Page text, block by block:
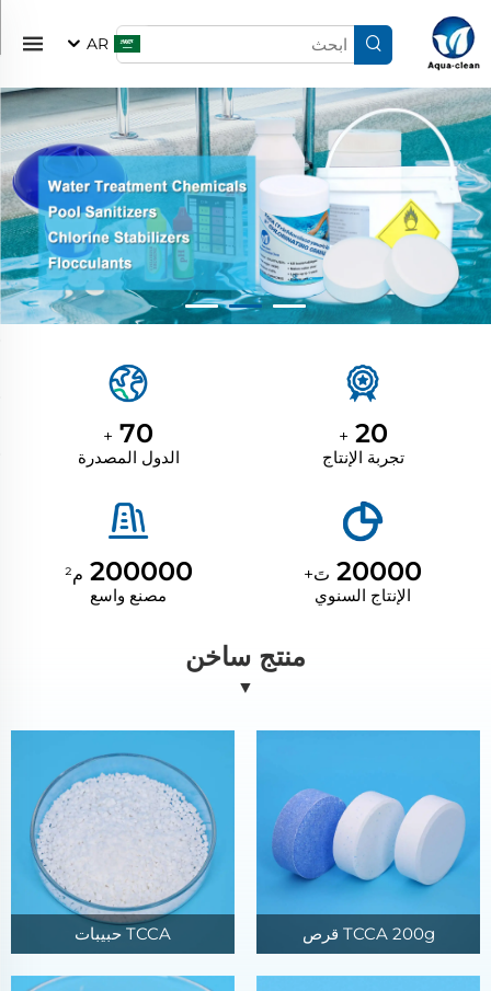
AR
20
+
تجربة الإنتاج
70
+
الدول المصدرة
20000 تَ+
الإنتاج السنوي
200000 م²
مصنع واسع
منتج ساخن
▼
TCCA 200g قرص TCCA حبيبات